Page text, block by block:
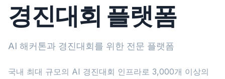
경진대회 플랫폼
AI 해커톤과 경진대회를 위한 전문 플랫폼
국내 최대 규모의 AI 경진대회 인프라로 3,000개 이상의